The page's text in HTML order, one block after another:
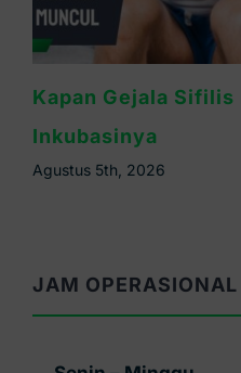
Waspada Sifilis
Tangan, Ini Cirinya
Agustus 4th, 2026
JAM OPERASIONAL